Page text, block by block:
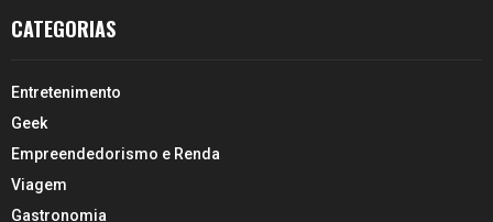
CATEGORIAS
Entretenimento
Geek
Empreendedorismo e Renda
Viagem
Gastronomia